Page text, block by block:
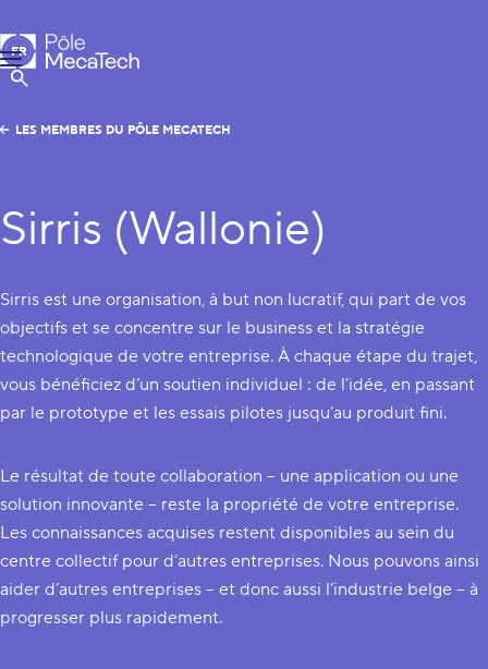
Pôle MecaTech
Menu
Afficher la Recherche
FR
EN
LES MEMBRES DU PÔLE MECATECH
Sirris (Wallonie)
Sirris est une organisation, à but non lucratif, qui part de vos
objectifs et se concentre sur le business et la stratégie
technologique de votre entreprise. À chaque étape du trajet,
vous bénéficiez d’un soutien individuel : de l’idée, en passant
par le prototype et les essais pilotes jusqu’au produit fini.
Le résultat de toute collaboration – une application ou une
solution innovante – reste la propriété de votre entreprise.
Les connaissances acquises restent disponibles au sein du
centre collectif pour d’autres entreprises. Nous pouvons ainsi
aider d’autres entreprises – et donc aussi l’industrie belge – à
progresser plus rapidement.